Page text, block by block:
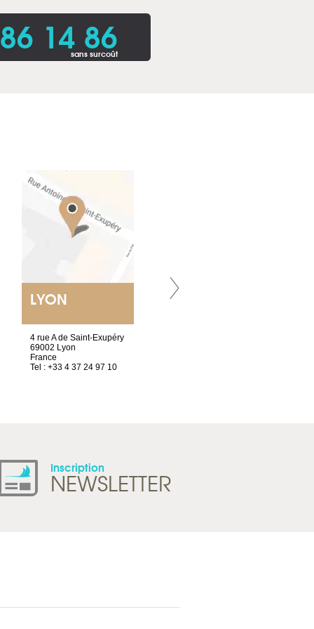
14 86
sans surcoût
LYON
4 rue A de Saint-Exupéry
69002 Lyon
France
Tel : +33 4 37 24 97 10
Inscription
NEWSLETTER